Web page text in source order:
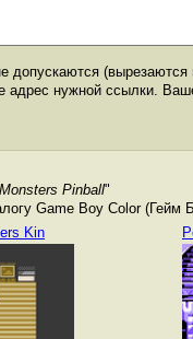
допускаются
адрес нужной ссылки.
Pinball"
Game Boy Color (Гейм
Kin